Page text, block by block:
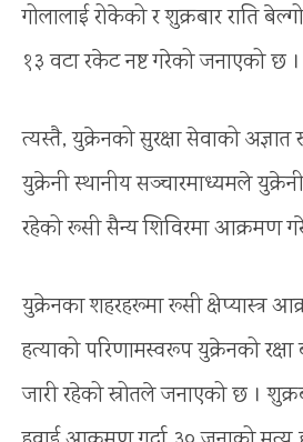
गोलालाई रोकेको र शुक्रबार राति
१३ वटा रकेट नष्ट गरेको जनाएको छ ।
त्यस्तै, युक्रेनको सुरक्षा सेवाको अज्ञात
युक्रेनी स्थानीय सञ्चारमाध्यमले
रहेको रूसी सैन्य शिविरमा आक्रमण
युक्रेनका शहरहरूमा रूसी क्षेप्यास्त्र
हत्याको परिणामस्वरूप युक्रेनको
जारी रहेको स्रोतले जनाएको छ ।